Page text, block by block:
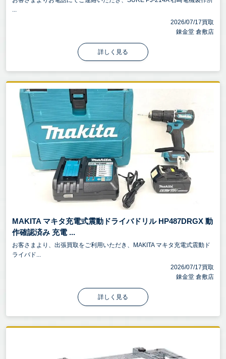
...
2026/07/17買取
錬金堂 倉敷店
詳しく見る
MAKITA マキタ充電式震動ドライバドリル HP487DRGX 動
作確認済み 充電 ...
お客さまより、出張買取をご利用いただき、MAKITA マキタ充電式震動ド
ライバド...
2026/07/17買取
錬金堂 倉敷店
詳しく見る